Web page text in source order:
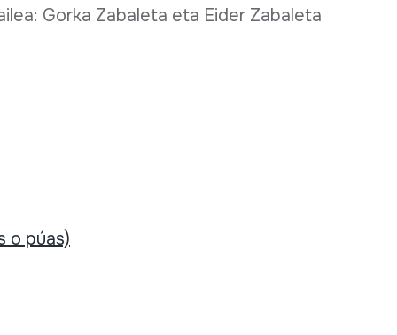
Gorka Zabaleta eta Eider Zabaleta
o púas)